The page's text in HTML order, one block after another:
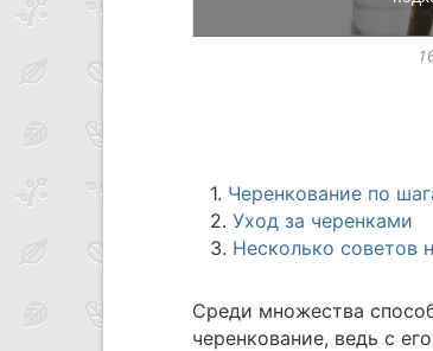
1. Черенкование по
2. Уход за черенками
3. Несколько советов
Среди множества
черенкование, ведь с